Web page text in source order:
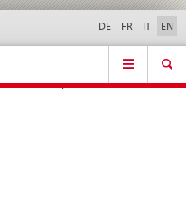
Contact | Support &
Help
DE FR IT EN